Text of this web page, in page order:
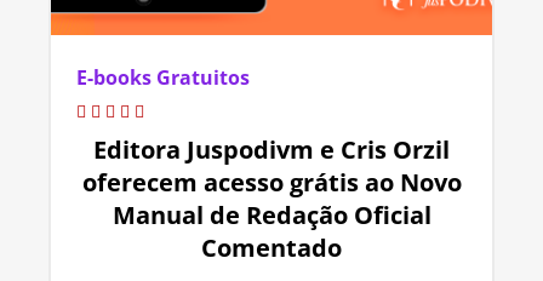
E-books Gratuitos
Editora Juspodivm e Cris Orzil
oferecem acesso grátis ao Novo
Manual de Redação Oficial
Comentado